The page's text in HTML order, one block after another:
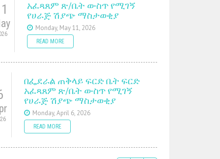
አፈጻጸም ጽ/ቤት ውስጥ የሚገኝ
የሀራጅ ሽያጭ ማስታወቂያ
Monday, May 11, 2026
READ MORE
በፌደራል ጠቅላይ ፍርድ ቤት ፍርድ
አፈጻጸም ጽ/ቤት ውስጥ የሚገኝ
የሀራጅ ሽያጭ ማስታወቂያ
Monday, April 6, 2026
READ MORE